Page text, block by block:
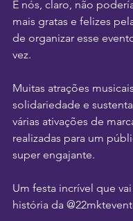
E nós, claro, não
mais gratas e felizes
de organizar esse
vez.
Muitas atrações
solidariedade e
várias ativações de
realizadas para um
super engajante.
Um festa incrível que
história da